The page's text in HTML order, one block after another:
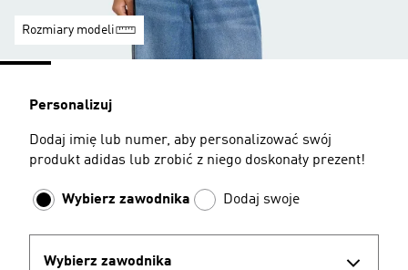
Rozmiary modeli
Personalizuj
Dodaj imię lub numer, aby personalizować swój
produkt adidas lub zrobić z niego doskonały prezent!
Wybierz zawodnika Dodaj swoje
Wybierz zawodnika